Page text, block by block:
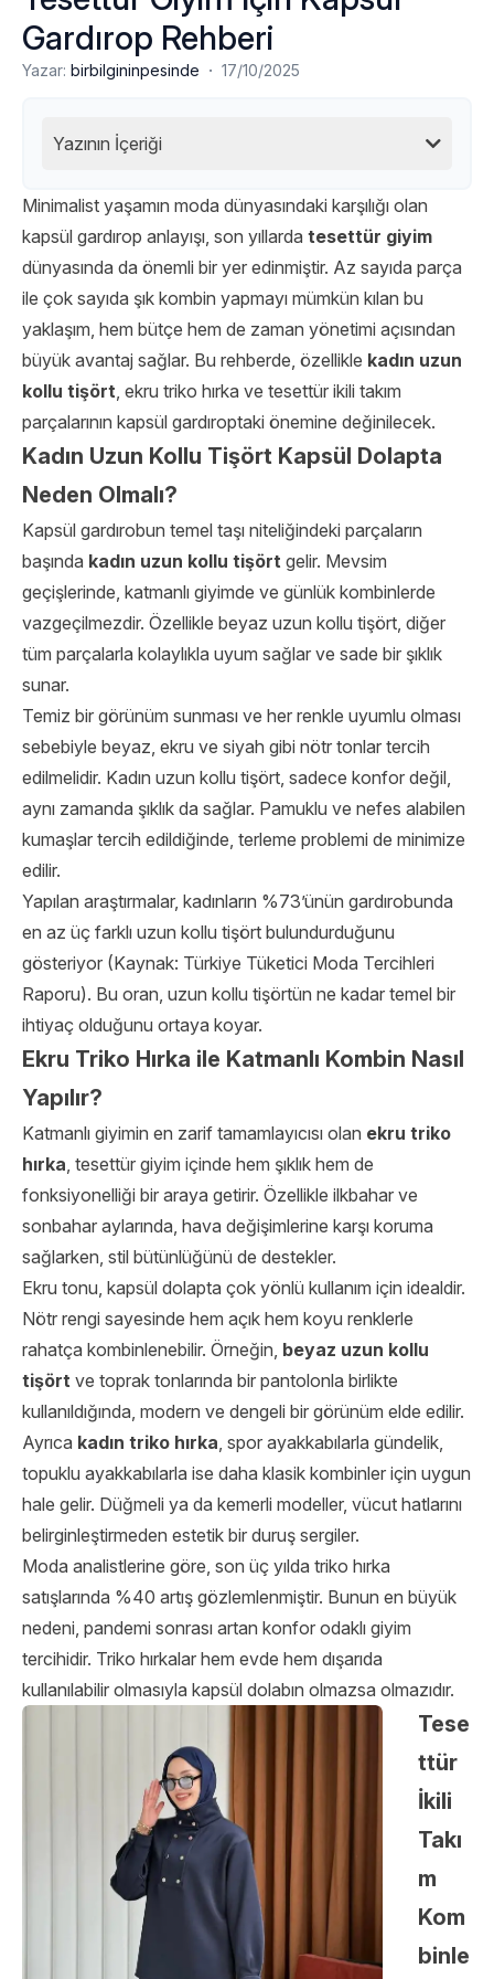
Gardırop Rehberi
Yazar: birbilgininpesinde · 17/10/2025
Yazının İçeriği
Minimalist yaşamın moda dünyasındaki karşılığı olan
kapsül gardırop anlayışı, son yıllarda tesettür giyim
dünyasında da önemli bir yer edinmiştir. Az sayıda parça
ile çok sayıda şık kombin yapmayı mümkün kılan bu
yaklaşım, hem bütçe hem de zaman yönetimi açısından
büyük avantaj sağlar. Bu rehberde, özellikle kadın uzun
kollu tişört, ekru triko hırka ve tesettür ikili takım
parçalarının kapsül gardıroptaki önemine değinilecek.
Kadın Uzun Kollu Tişört Kapsül Dolapta
Neden Olmalı?
Kapsül gardırobun temel taşı niteliğindeki parçaların
başında kadın uzun kollu tişört gelir. Mevsim
geçişlerinde, katmanlı giyimde ve günlük kombinlerde
vazgeçilmezdir. Özellikle beyaz uzun kollu tişört, diğer
tüm parçalarla kolaylıkla uyum sağlar ve sade bir şıklık
sunar.
Temiz bir görünüm sunması ve her renkle uyumlu olması
sebebiyle beyaz, ekru ve siyah gibi nötr tonlar tercih
edilmelidir. Kadın uzun kollu tişört, sadece konfor değil,
aynı zamanda şıklık da sağlar. Pamuklu ve nefes alabilen
kumaşlar tercih edildiğinde, terleme problemi de minimize
edilir.
Yapılan araştırmalar, kadınların %73’ünün gardırobunda
en az üç farklı uzun kollu tişört bulundurduğunu
gösteriyor (Kaynak: Türkiye Tüketici Moda Tercihleri
Raporu). Bu oran, uzun kollu tişörtün ne kadar temel bir
ihtiyaç olduğunu ortaya koyar.
Ekru Triko Hırka ile Katmanlı Kombin Nasıl
Yapılır?
Katmanlı giyimin en zarif tamamlayıcısı olan ekru triko
hırka, tesettür giyim içinde hem şıklık hem de
fonksiyonelliği bir araya getirir. Özellikle ilkbahar ve
sonbahar aylarında, hava değişimlerine karşı koruma
sağlarken, stil bütünlüğünü de destekler.
Ekru tonu, kapsül dolapta çok yönlü kullanım için idealdir.
Nötr rengi sayesinde hem açık hem koyu renklerle
rahatça kombinlenebilir. Örneğin, beyaz uzun kollu
tişört ve toprak tonlarında bir pantolonla birlikte
kullanıldığında, modern ve dengeli bir görünüm elde edilir.
Ayrıca kadın triko hırka, spor ayakkabılarla gündelik,
topuklu ayakkabılarla ise daha klasik kombinler için uygun
hale gelir. Düğmeli ya da kemerli modeller, vücut hatlarını
belirginleştirmeden estetik bir duruş sergiler.
Moda analistlerine göre, son üç yılda triko hırka
satışlarında %40 artış gözlemlenmiştir. Bunun en büyük
nedeni, pandemi sonrası artan konfor odaklı giyim
tercihidir. Triko hırkalar hem evde hem dışarıda
kullanılabilir olmasıyla kapsül dolabın olmazsa olmazıdır.
Tese
ttür
İkili
Takı
m
Kom
binle